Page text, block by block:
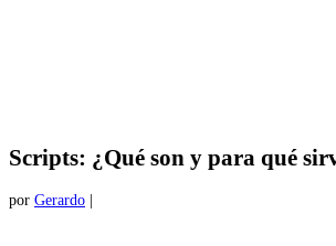
Scripts: ¿Qué son y para qué
por Gerardo